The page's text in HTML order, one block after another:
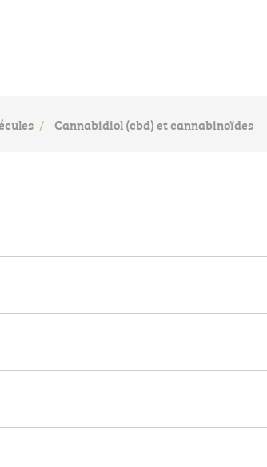
Cannabidiol (cbd) et cannabinoïdes